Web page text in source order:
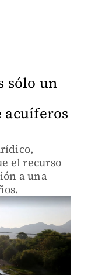
sólo un
acuíferos
el recurso
a una